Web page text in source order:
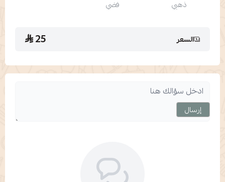
ذهبي فضي
السعر 25
إرسال